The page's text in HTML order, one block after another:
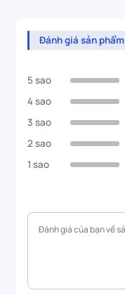
Đánh giá sản phẩm
5 sao
4 sao
3 sao
2 sao
1 sao